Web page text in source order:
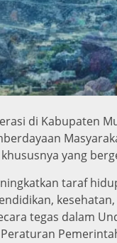
di Kabupaten
yang
taraf
tegas dalam